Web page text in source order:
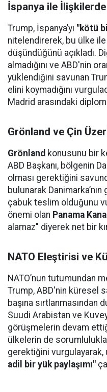
İspanya ile İlişkilerde
Trump, İspanya’yı "kötü
nitelendirerek, bu ülke
düşündüğünü açıkladı.
almadığını ve ABD'nin
yüklendiğini savunan
elini koymadığını
Madrid arasındaki
Grönland ve Çin
Grönland konusunu bir
ABD Başkanı, bölgenin
olması gerektiğini
bulunarak
çabuk teslim olduğunu
önemi olan Panama
alamaz" diyerek net bir
NATO Eleştirisi ve
NATO’nun tutumundan
Trump, ABD'nin küresel
başına sırtlanmasından
Suudi Arabistan ve
görüşmelerin devam
ülkelerin de
gerektiğini vurgulayarak,
adil bir yük paylaşımı"